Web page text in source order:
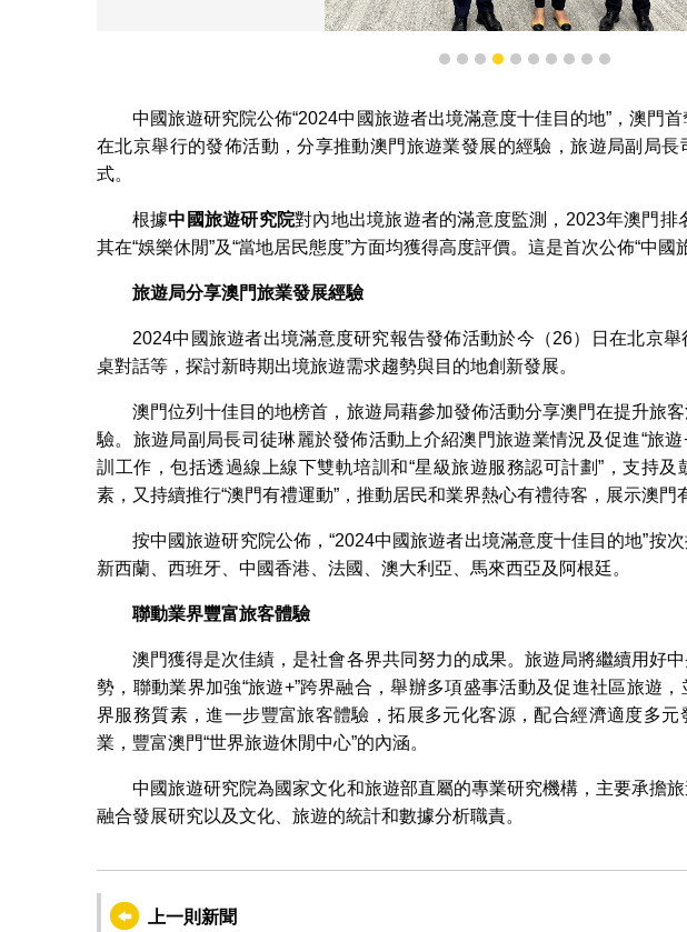
1 2 3 4 5 6 7 8 9 10
中國旅遊研究院公佈“2024中國旅遊者出境滿意度十佳目的地”，澳門
在北京舉行的發佈活動，分享推動澳門旅遊業發展的經驗，旅遊局副局
式。
根據中國旅遊研究院對內地出境旅遊者的滿意度監測，2023年澳門
其在“娛樂休閒”及“當地居民態度”方面均獲得高度評價。這是首次公佈“中國
旅遊局分享澳門旅業發展經驗
2024中國旅遊者出境滿意度研究報告發佈活動於今（26）日在北京
桌對話等，探討新時期出境旅遊需求趨勢與目的地創新發展。
澳門位列十佳目的地榜首，旅遊局藉參加發佈活動分享澳門在提升旅
驗。旅遊局副局長司徒琳麗於發佈活動上介紹澳門旅遊業情況及促進“旅
訓工作，包括透過線上線下雙軌培訓和“星級旅遊服務認可計劃”，支持
素，又持續推行“澳門有禮運動”，推動居民和業界熱心有禮待客，展示澳門
按中國旅遊研究院公佈，“2024中國旅遊者出境滿意度十佳目的地”按
新西蘭、西班牙、中國香港、法國、澳大利亞、馬來西亞及阿根廷。
聯動業界豐富旅客體驗
澳門獲得是次佳績，是社會各界共同努力的成果。旅遊局將繼續用好
勢，聯動業界加強“旅遊+”跨界融合，舉辦多項盛事活動及促進社區旅遊
界服務質素，進一步豐富旅客體驗，拓展多元化客源，配合經濟適度多
業，豐富澳門“世界旅遊休閒中心”的內涵。
中國旅遊研究院為國家文化和旅遊部直屬的專業研究機構，主要承擔
融合發展研究以及文化、旅遊的統計和數據分析職責。
上一則新聞